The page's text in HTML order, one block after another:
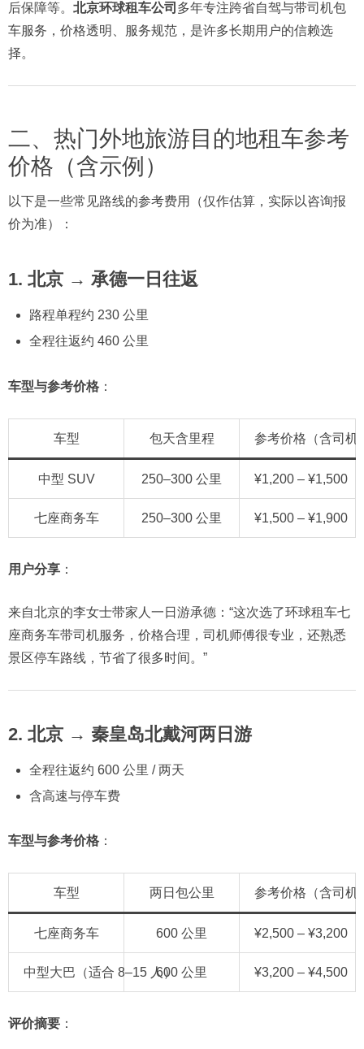
后保障等。 北京环球租车公司 多年专注跨省自驾与带司机包
车服务，价格透明、服务规范，是许多长期用户的信赖选
择。
二、热门外地旅游目的地租车参考
价格（含示例）
以下是一些常见路线的参考费用（仅作估算，实际以咨询报
价为准）：
1. 北京 → 承德一日往返
路程单程约 230 公里
全程往返约 460 公里
车型与参考价格 ：
车型 包天含里程 参考价格（含司机
中型 SUV 250–300 公里 ¥1,200 – ¥1,500
七座商务车 250–300 公里 ¥1,500 – ¥1,900
用户分享 ：
来自北京的李女士带家人一日游承德：“这次选了环球租车七
座商务车带司机服务，价格合理，司机师傅很专业，还熟悉
景区停车路线，节省了很多时间。”
2. 北京 → 秦皇岛北戴河两日游
全程往返约 600 公里 / 两天
含高速与停车费
车型与参考价格 ：
车型 两日包公里 参考价格（含司机
七座商务车 600 公里 ¥2,500 – ¥3,200
中型大巴（适合 8–15 人）600 公里 ¥3,200 – ¥4,500
评价摘要 ：